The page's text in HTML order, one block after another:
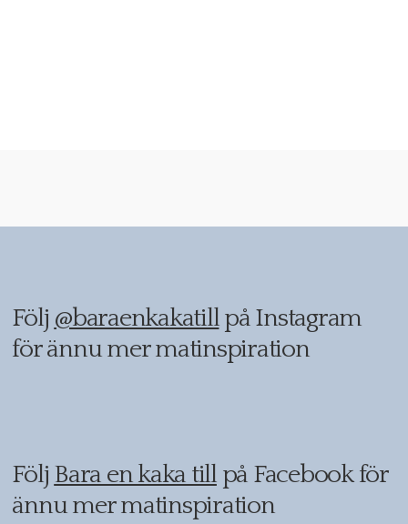
Följ @baraenkakatillpå Instagram
för ännu mer matinspiration
Följ Bara en kaka tillpå Facebook för
ännu mer matinspiration